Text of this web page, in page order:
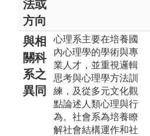
法或
方向
與相
關科
系之
異同
心理系主要在培養國
內心理學的學術與專
業人才，並重視邏輯
思考與心理學方法訓
練，及從多元文化觀
點論述人類心理與行
為。社會系為培養瞭
解社會結構運作和社